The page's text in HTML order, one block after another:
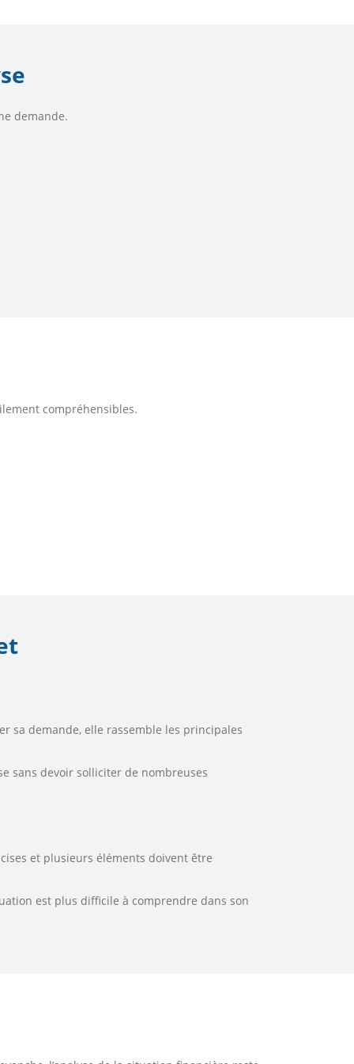
demande.
compréhensibles.
sa demande, elle rassemble les principales
sans devoir solliciter de nombreuses
et plusieurs éléments doivent être
est plus difficile à comprendre dans son